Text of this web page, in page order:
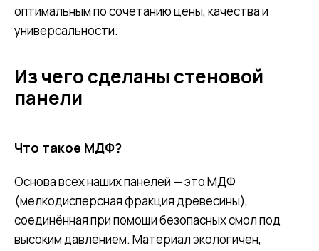
оптимальным по сочетанию цены, качества и
универсальности.
Из чего сделаны стеновой
панели
Что такое МДФ?
Основа всех наших панелей — это МДФ
(мелкодисперсная фракция древесины),
соединённая при помощи безопасных смол под
высоким давлением. Материал экологичен,